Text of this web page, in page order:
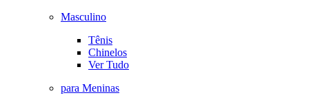
Masculino
Tênis
Chinelos
Ver Tudo
para Meninas